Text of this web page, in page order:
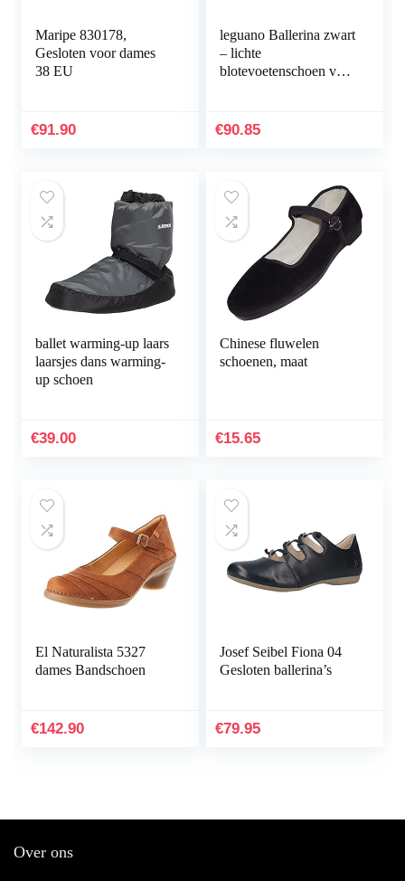
Maripe 830178,
Gesloten voor dames
38 EU
€91.90
leguano Ballerina zwart
– lichte
blotevoetenschoen voor
€90.85
ballet warming-up laars
laarsjes dans warming-
up schoen
€39.00
Chinese fluwelen
schoenen, maat
€15.65
El Naturalista 5327
dames Bandschoen
€142.90
Josef Seibel Fiona 04
Gesloten ballerina’s
€79.95
Over ons